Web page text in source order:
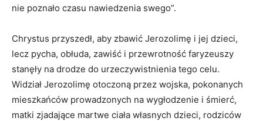
nie poznało czasu nawiedzenia swego”.
Chrystus przyszedł, aby zbawić Jerozolimę i jej dzieci,
lecz pycha, obłuda, zawiść i przewrotność faryzeuszy
stanęły na drodze do urzeczywistnienia tego celu.
Widział Jerozolimę otoczoną przez wojska, pokonanych
mieszkańców prowadzonych na wygłodzenie i śmierć,
matki zjadające martwe ciała własnych dzieci, rodziców